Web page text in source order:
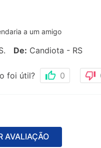
a um amigo
De: Candiota - RS
foi útil? 0
AVALIAÇÃO